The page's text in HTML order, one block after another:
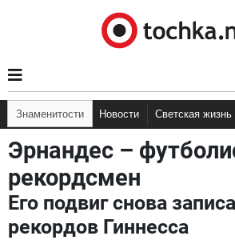
Знаменитости Новости Светская жизнь
Эрнандес –
рекордсмен
Его подвиг снова
рекордов Гиннесса